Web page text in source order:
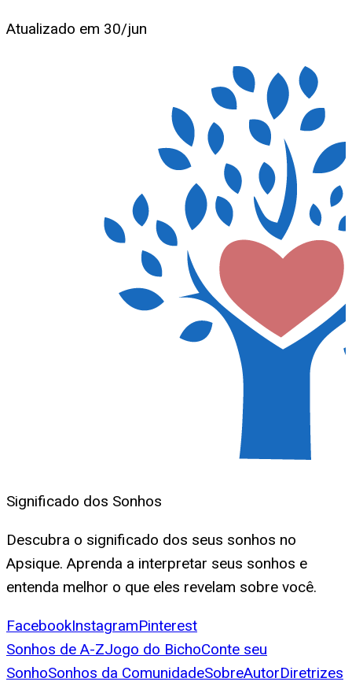
Atualizado em 30/jun
Significado dos Sonhos
Descubra o significado dos seus sonhos no
Apsique. Aprenda a interpretar seus sonhos e
entenda melhor o que eles revelam sobre você.
FacebookInstagramPinterest
Sonhos de A-ZJogo do BichoConte seu
SonhoSonhos da ComunidadeSobreAutorDiretrizes